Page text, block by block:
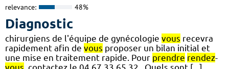
relevance: 48%
Diagnostic
chirurgiens de l'équipe de gynécologie vous recevra
rapidement afin de vous proposer un bilan initial et
une mise en traitement rapide. Pour prendre rendez-